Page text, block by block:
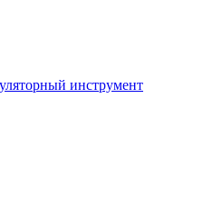
инструмент